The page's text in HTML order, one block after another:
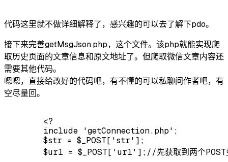
代码这里就不做详细解释了，感兴趣的可以去了解下pdo。
接下来完善getMsgJson.php，这个文件。该php就能实现爬
取历史页面的文章信息和原文地址了。但爬取微信文章内容还
需要其他代码。
嗯嗯，直接给改好的代码吧，有不懂的可以私聊问作者吧，有
空尽量回。
<?
include
'getConnection.php' ;
$str = $_POST[ 'str' ];
$url = $_POST[ 'url' ]; //先获取到两个POST